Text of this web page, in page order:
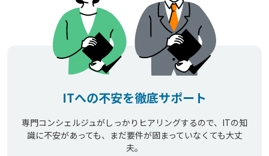
ITへの不安を徹底サポート
専門コンシェルジュがしっかりヒアリングするので、ITの知
識に不安があっても、まだ要件が固まっていなくても大丈
夫。